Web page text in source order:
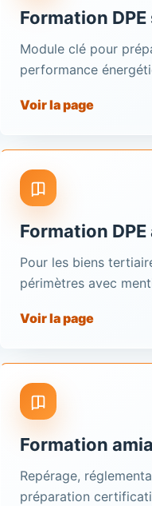
Formation
Module clé pour
performance
Voir la page
Formation
Pour les biens
périmètres avec
Voir la page
Formation
Repérage,
préparation